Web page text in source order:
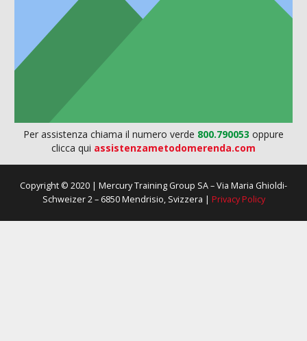
Per assistenza chiama il numero verde 800.790053 oppure
clicca qui assistenzametodomerenda.com
Copyright © 2020 | Mercury Training Group SA – Via Maria Ghioldi-
Schweizer 2 – 6850 Mendrisio, Svizzera | Privacy Policy